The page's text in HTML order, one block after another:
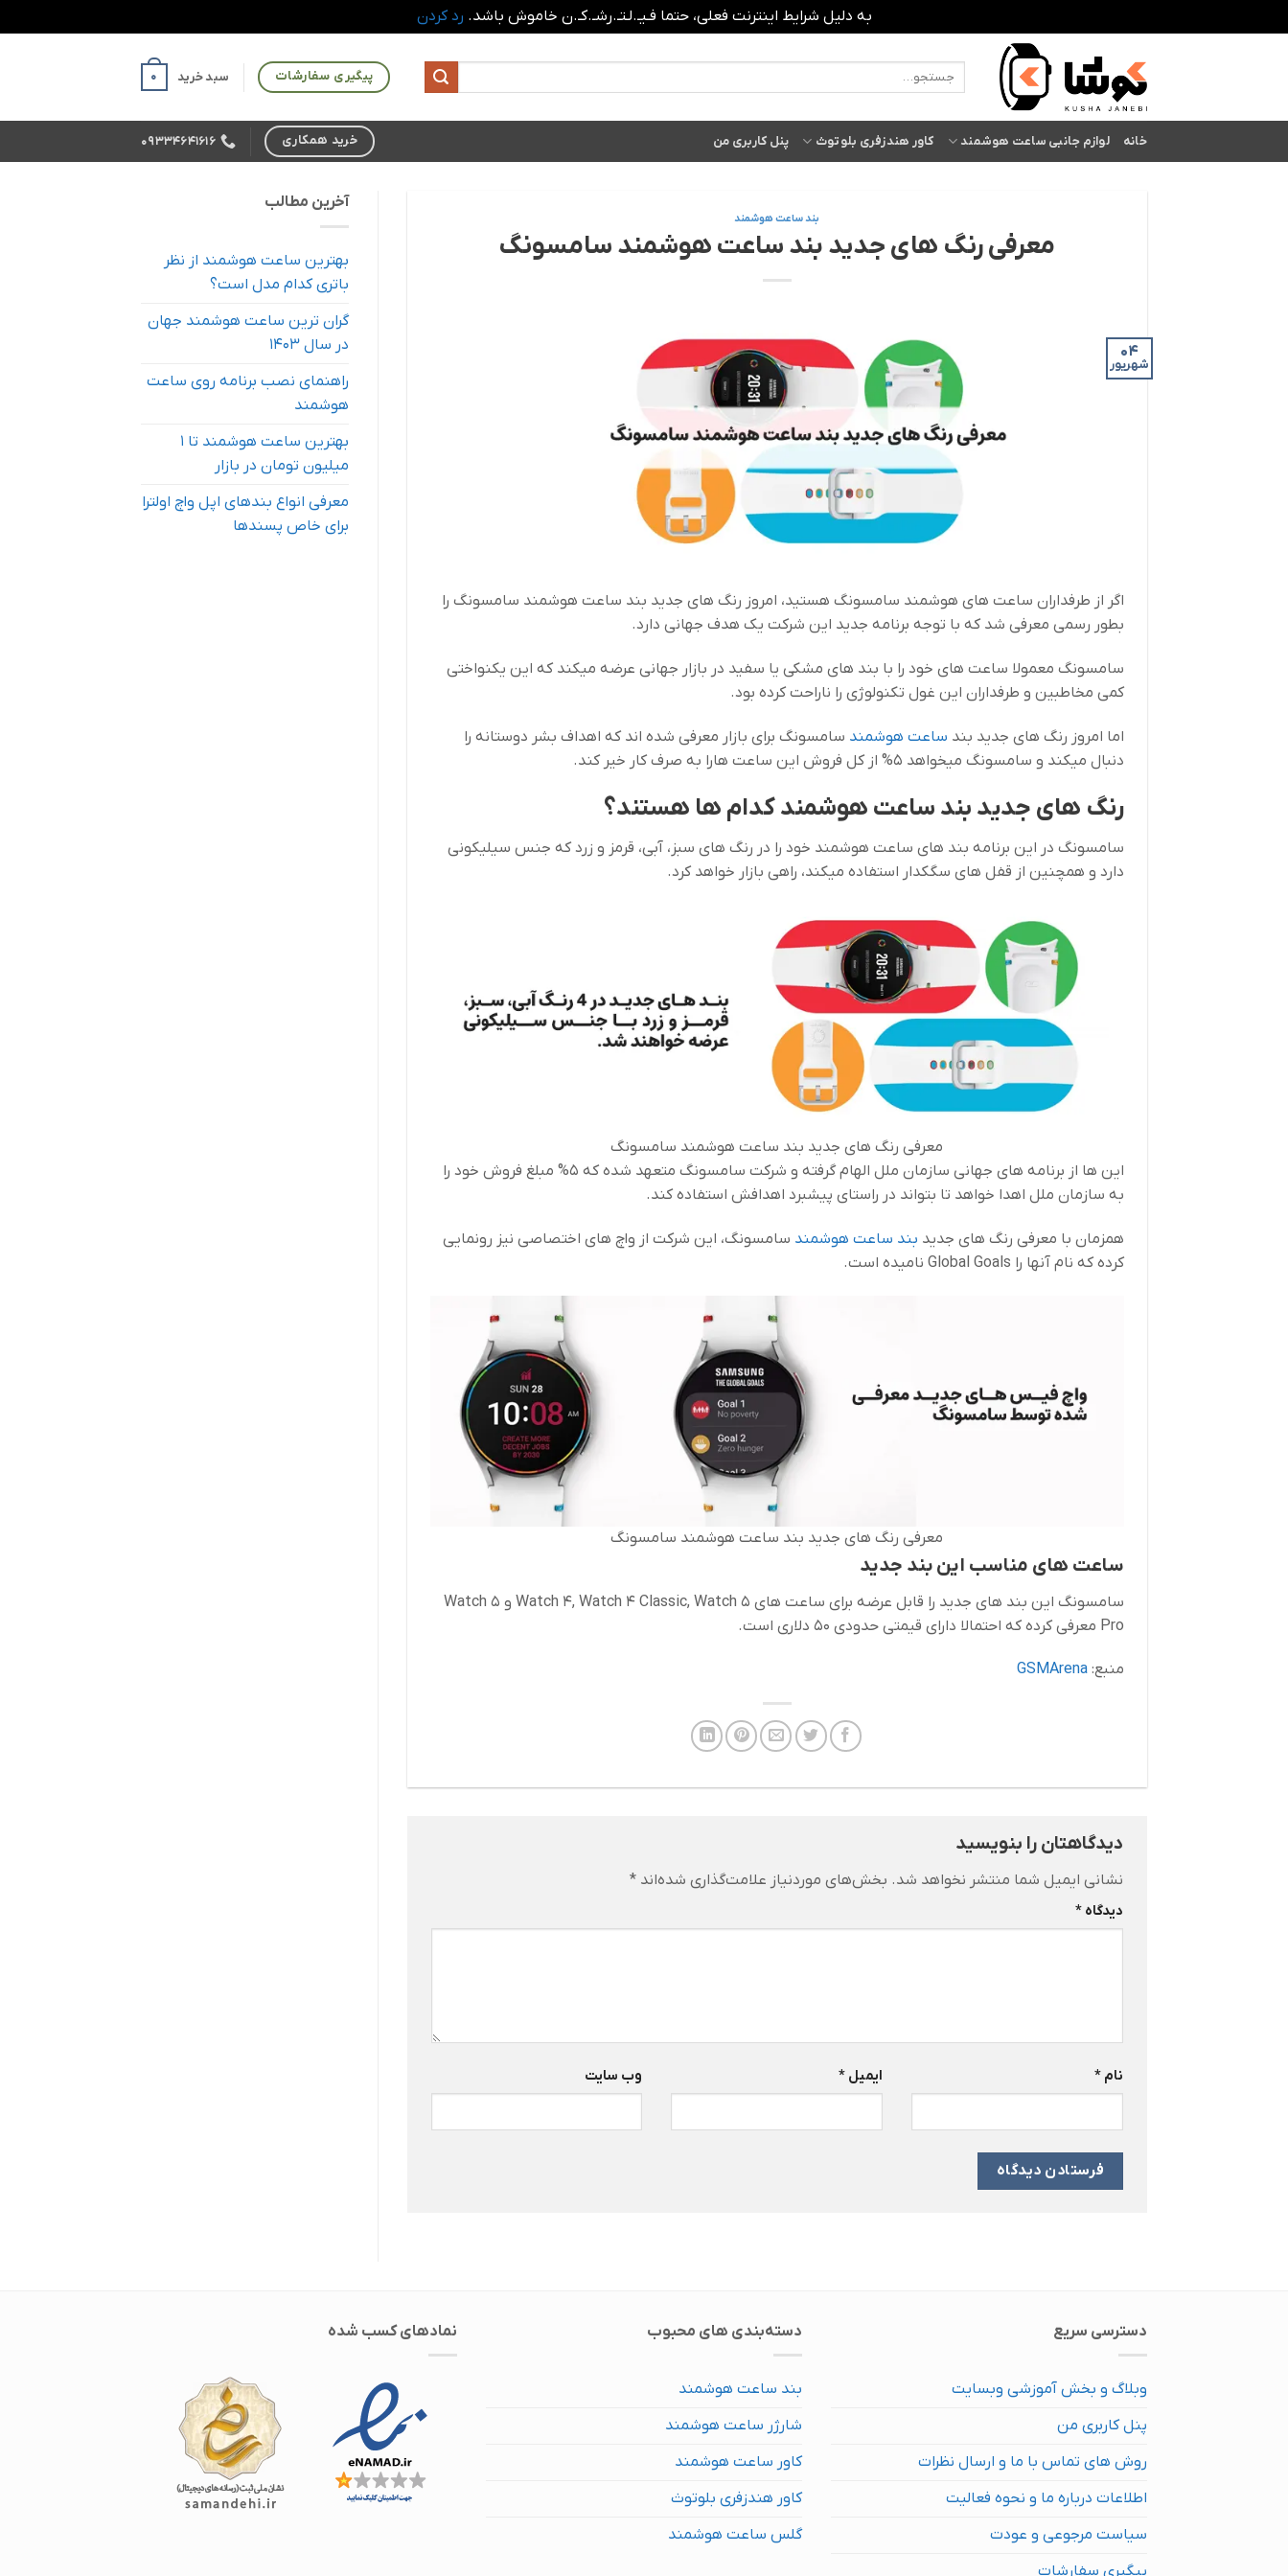
به دلیل شرایط اینترنت فعلی، حتما فـیـ.لـتـ.رشـ.کـ.ن خاموش باشد. رد کردن
برای:
پیگیری سفارشات سبد خرید 0
خانه لوازم جانبی ساعت هوشمند کاور هندزفری بلوتوث پنل کاربری من خرید همکاری 09334641616
بند ساعت هوشمند
معرفی رنگ های جدید بند ساعت هوشمند سامسونگ
04
شهریور
اگر از طرفداران ساعت های هوشمند سامسونگ هستید، امروز رنگ های جدید بند ساعت هوشمند سامسونگ را
بطور رسمی معرفی شد که با توجه برنامه جدید این شرکت یک هدف جهانی دارد.
سامسونگ معمولا ساعت های خود را با بند های مشکی یا سفید در بازار جهانی عرضه میکند که این یکنواختی
کمی مخاطبین و طرفداران این غول تکنولوژی را ناراحت کرده بود.
اما امروز رنگ های جدید بند ساعت هوشمند سامسونگ برای بازار معرفی شده اند که اهداف بشر دوستانه را
دنبال میکند و سامسونگ میخواهد 5% از کل فروش این ساعت هارا به صرف کار خیر کند.
رنگ های جدید بند ساعت هوشمند کدام ها هستند؟
سامسونگ در این برنامه بند های ساعت هوشمند خود را در رنگ های سبز، آبی، قرمز و زرد که جنس سیلیکونی
دارد و همچنین از قفل های سگکدار استفاده میکند، راهی بازار خواهد کرد.
معرفی رنگ های جدید بند ساعت هوشمند سامسونگ
این ها از برنامه های جهانی سازمان ملل الهام گرفته و شرکت سامسونگ متعهد شده که 5% مبلغ فروش خود را
به سازمان ملل اهدا خواهد تا بتواند در راستای پیشبرد اهدافش استفاده کند.
همزمان با معرفی رنگ های جدید بند ساعت هوشمند سامسونگ، این شرکت از واچ های اختصاصی نیز رونمایی
کرده که نام آنها را Global Goals نامیده است.
معرفی رنگ های جدید بند ساعت هوشمند سامسونگ
ساعت های مناسب این بند جدید
سامسونگ این بند های جدید را قابل عرضه برای ساعت های Watch 4, Watch 4 Classic, Watch 5 و Watch 5
Pro معرفی کرده که احتمالا دارای قیمتی حدودی 50 دلاری است.
منبع: GSMArena
دیدگاهتان را بنویسید
نشانی ایمیل شما منتشر نخواهد شد. بخش‌های موردنیاز علامت‌گذاری شده‌اند *
دیدگاه *
نام * ایمیل * وب‌ سایت
آخرین مطالب
بهترین ساعت هوشمند از نظر
باتری کدام مدل است؟
گران ترین ساعت هوشمند جهان
در سال 1403
راهنمای نصب برنامه روی ساعت
هوشمند
بهترین ساعت هوشمند تا ۱
میلیون تومان در بازار
معرفی انواع بندهای اپل واچ اولترا
برای خاص پسندها
دسترسی سریع
وبلاگ و بخش آموزشی وبسایت
پنل کاربری من
روش های تماس با ما و ارسال نظرات
اطلاعات درباره ما و نحوه فعالیت
سیاست مرجوعی و عودت
پیگیری سفارشات
دسته‌بندی های محبوب
بند ساعت هوشمند
شارژر ساعت هوشمند
کاور ساعت هوشمند
کاور هندزفری بلوتوث
گلس ساعت هوشمند
نماد‌های کسب شده